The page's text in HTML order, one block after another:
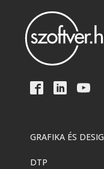
GRAFIKA ÉS
DTP